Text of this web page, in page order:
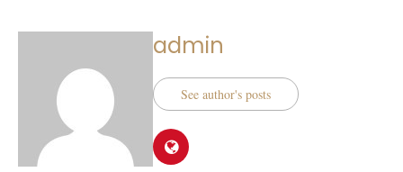
admin
See author's posts